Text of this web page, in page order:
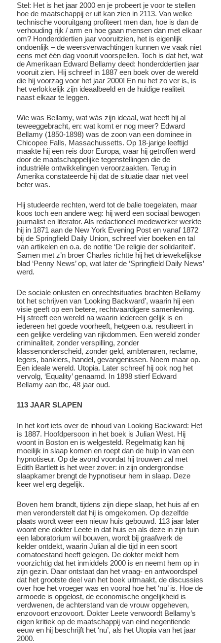
Stel: Het is het jaar 2000 en je probeert je voor te stellen
hoe de maatschappij er uit kan zien in 2113. Van welke
technische vooruitgang profiteert men dan, hoe is dan de
verhouding rijk / arm en hoe gaan mensen dan met elkaar
om? Honderddertien jaar vooruitzien, het is eigenlijk
ondoenlijk – de weersverwachtingen kunnen we vaak niet
eens met één dag vooruit voorspellen. Toch is dat het, wat
de Amerikaan Edward Bellamy deed: honderddertien jaar
vooruit zien. Hij schreef in 1887 een boek over de wereld
die hij voorzag voor het jaar 2000! En nu het zo ver is, is
het verlokkelijk zijn ideaalbeeld en de huidige realiteit
naast elkaar te leggen.
Wie was Bellamy, wat wás zijn ideaal, wat heeft hij al
teweeggebracht, en: wat komt er nog meer? Edward
Bellamy (1850-1898) was de zoon van een dominee in
Chicopee Falls, Massachussetts. Op 18-jarige leeftijd
maakte hij een reis door Europa, waar hij getroffen werd
door de maatschappelijke tegenstellingen die de
industriële ontwikkelingen veroorzaakten. Terug in
Amerika constateerde hij dat de situatie daar niet veel
beter was.
Hij studeerde rechten, werd tot de balie toegelaten, maar
koos toch een andere weg: hij werd een sociaal bewogen
journalist en literator. Als redactioneel medewerker werkte
hij in 1871 aan de New York Evening Post en vanaf 1872
bij de Springfield Daily Union, schreef vier boeken en tal
van artikelen en o.a. de notitie ‘De religie der solidariteit’.
Samen met z’n broer Charles richtte hij het driewekelijkse
blad ‘Penny News’ op, wat later de ‘Springfield Daily News’
werd.
De sociale onlusten en onrechtsituaties brachten Bellamy
tot het schrijven van ‘Looking Backward’, waarin hij een
visie geeft op een betere, rechtvaardigere samenleving.
Hij streeft een wereld na waarin iedereen gelijk is en
iedereen het goede voorheeft, hetgeen o.a. resulteert in
een gelijke verdeling van rijkdommen. Een wereld zonder
criminaliteit, zonder verspilling, zonder
klassenonderscheid, zonder geld, ambtenaren, reclame,
legers, bankiers, handel, gevangenissen. Noem maar op.
Een ideale wereld. Utopia. Later schreef hij ook nog het
vervolg, ‘Equality’ genaamd. In 1898 stierf Edward
Bellamy aan tbc, 48 jaar oud.
113 JAAR SLAPEN
In het kort iets over de inhoud van Looking Backward: Het
is 1887. Hoofdpersoon in het boek is Julian West. Hij
woont in Boston en is welgesteld. Regelmatig kan hij
moeilijk in slaap komen en roept dan de hulp in van een
hypnotiseur. Op de avond voordat hij trouwen zal met
Edith Bartlett is het weer zover: in zijn ondergrondse
slaapkamer brengt de hypnotiseur hem in slaap. Deze
keer wel erg degelijk.
Boven hem brandt, tijdens zijn diepe slaap, het huis af en
men veronderstelt dat hij is omgekomen. Op dezelfde
plaats wordt weer een nieuw huis gebouwd. 113 jaar later
woont ene dokter Leete in dat huis en als deze in zijn tuin
een laboratorium wil bouwen, wordt bij graafwerk de
kelder ontdekt, waarin Julian al die tijd in een soort
comatoestand heeft gelegen. De dokter meldt hem
voorzichtig dat het inmiddels 2000 is en neemt hem op in
zijn gezin. Daar ontstaat dan het vraag- en antwoordspel
dat het grootste deel van het boek uitmaakt, de discussies
over hoe het vroeger was en vooral hoe het ‘nu’ is. Hoe de
armoede is opgelost, de economische ongelijkheid is
verdwenen, de achterstand van de vrouw opgeheven,
enzovoort enzovoort. Dokter Leete verwoordt Bellamy’s
eigen kritiek op de maatschappij van eind negentiende
eeuw en hij beschrijft het ‘nu’, als het Utopia van het jaar
2000.